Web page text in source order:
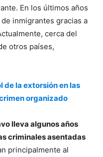
En los últimos años
inmigrantes gracias a
cerca del
otros países,
de la extorsión en las
organizado
lleva algunos años
criminales asentadas
principalmente al